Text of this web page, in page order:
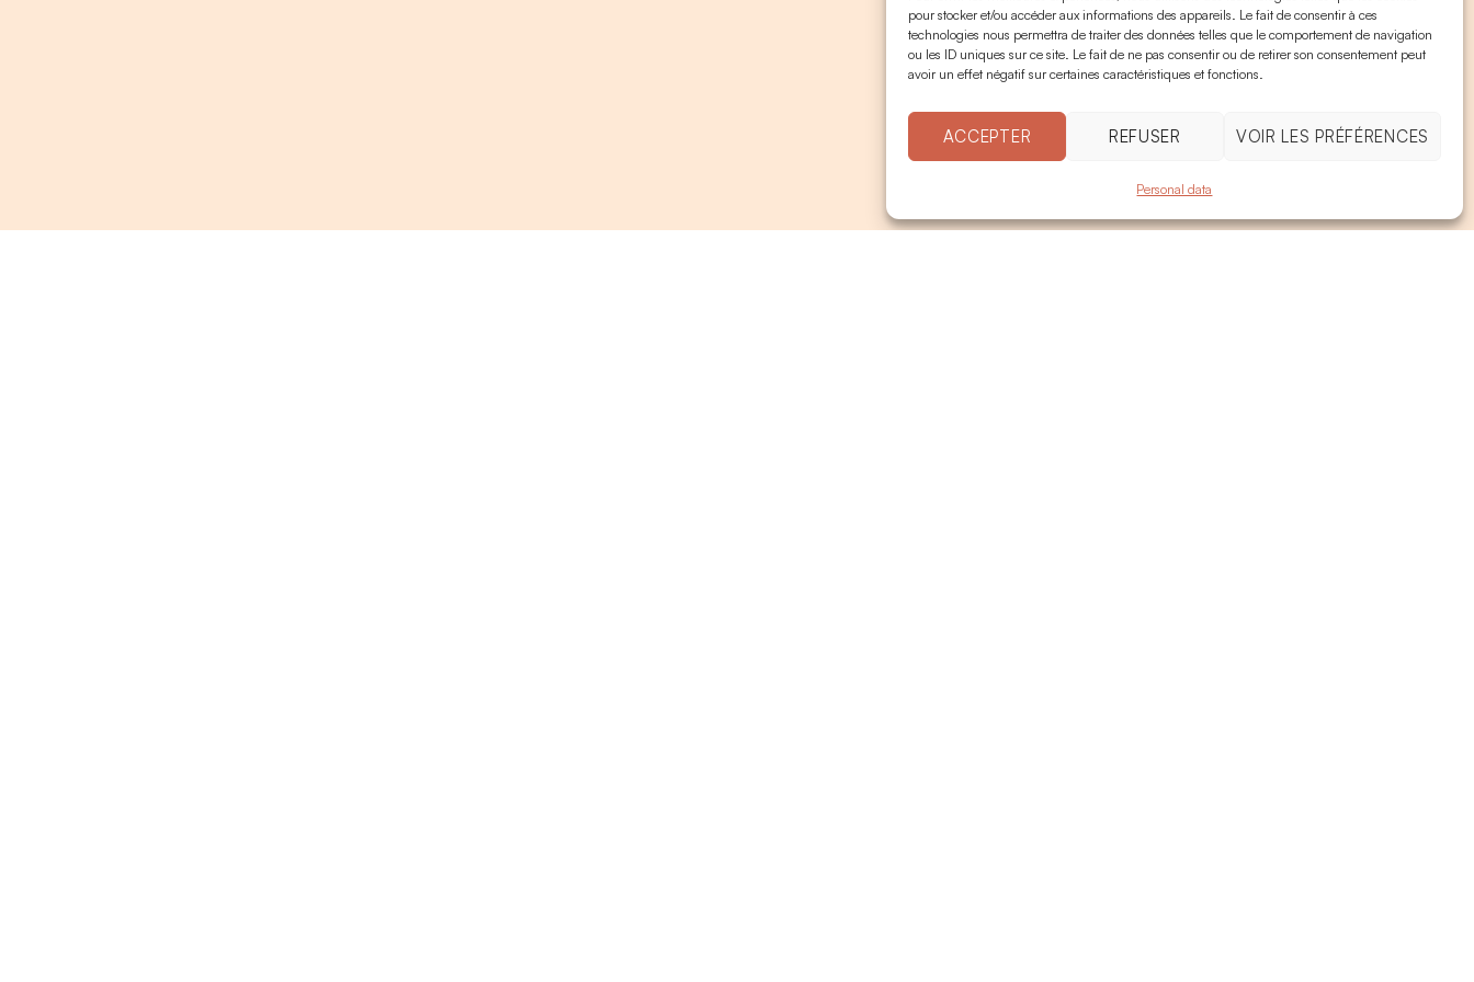
pour stocker et/ou accéder aux informations des appareils. Le fait de consentir à ces
technologies nous permettra de traiter des données telles que le comportement de navigation
ou les ID uniques sur ce site. Le fait de ne pas consentir ou de retirer son consentement peut
avoir un effet négatif sur certaines caractéristiques et fonctions.
ACCEPTER REFUSER VOIR LES PRÉFÉRENCES
Personal data